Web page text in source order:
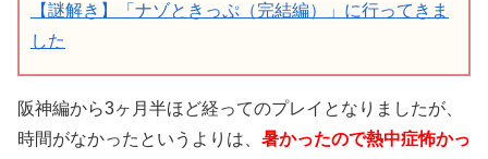
【謎解き】「ナゾときっぷ（完結編）」に行ってきま
した
阪神編から3ヶ月半ほど経ってのプレイとなりましたが、
時間がなかったというよりは、 暑かったので熱中症怖かっ